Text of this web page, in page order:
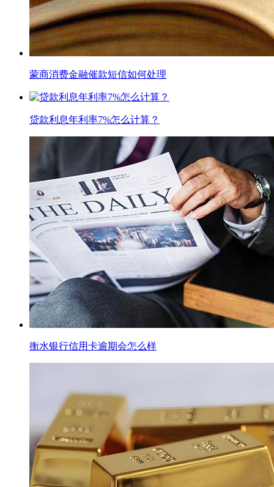
蒙商消费金融催款短信如何处理
贷款利息年利率7%怎么计算？
衡水银行信用卡逾期会怎么样